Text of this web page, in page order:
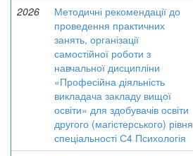
2026
Методичні рекомендації до
проведення практичних
занять, організації
самостійної роботи з
навчальної дисципліни
«Професійна діяльність
викладача закладу вищої
освіти» для здобувачів освіти
другого (магістерського) рівня
спеціальності С4 Психологія